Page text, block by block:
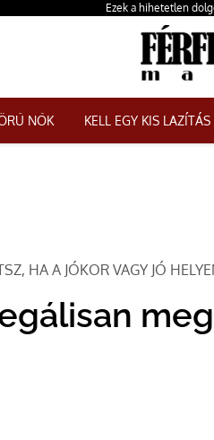
Ezek a hihetetlen
NŐK KELL EGY KIS LAZÍTÁS
HA A JÓKOR VAGY JÓ